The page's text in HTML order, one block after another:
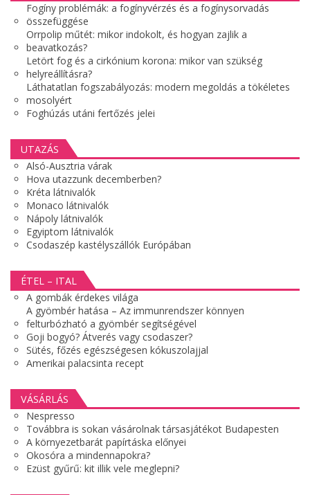
Fogíny problémák: a fogínyvérzés és a fogínysorvadás
összefüggése
Orrpolip műtét: mikor indokolt, és hogyan zajlik a
beavatkozás?
Letört fog és a cirkónium korona: mikor van szükség
helyreállításra?
Láthatatlan fogszabályozás: modern megoldás a tökéletes
mosolyért
Foghúzás utáni fertőzés jelei
UTAZÁS
Alsó-Ausztria várak
Hova utazzunk decemberben?
Kréta látnivalók
Monaco látnivalók
Nápoly látnivalók
Egyiptom látnivalók
Csodaszép kastélyszállók Európában
ÉTEL – ITAL
A gombák érdekes világa
A gyömbér hatása – Az immunrendszer könnyen
felturbózható a gyömbér segítségével
Goji bogyó? Átverés vagy csodaszer?
Sütés, főzés egészségesen kókuszolajjal
Amerikai palacsinta recept
VÁSÁRLÁS
Nespresso
Továbbra is sokan vásárolnak társasjátékot Budapesten
A környezetbarát papírtáska előnyei
Okosóra a mindennapokra?
Ezüst gyűrű: kit illik vele meglepni?